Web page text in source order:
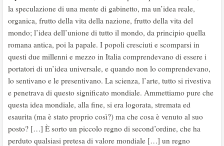
la speculazione di una mente di gabinetto, ma un’idea reale,
organica, frutto della vita della nazione, frutto della vita del
mondo; l’idea dell’unione di tutto il mondo, da principio quella
romana antica, poi la papale. I popoli cresciuti e scomparsi in
questi due millenni e mezzo in Italia comprendevano di essere i
portatori di un’idea universale, e quando non lo comprendevano,
lo sentivano e le presentivano. La scienza, l’arte, tutto si rivestiva
e penetrava di questo significato mondiale. Ammettiamo pure che
questa idea mondiale, alla fine, si era logorata, stremata ed
esaurita (ma è stato proprio così?) ma che cosa è venuto al suo
posto? […] È sorto un piccolo regno di second’ordine, che ha
perduto qualsiasi pretesa di valore mondiale […] un regno